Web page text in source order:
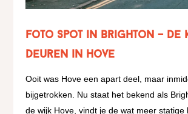
Foto spot in Brighton – De
deuren in Hove
Ooit was Hove een apart deel, maar
bijgetrokken. Nu staat het bekend als
de wijk Hove, vindt je de wat meer statige